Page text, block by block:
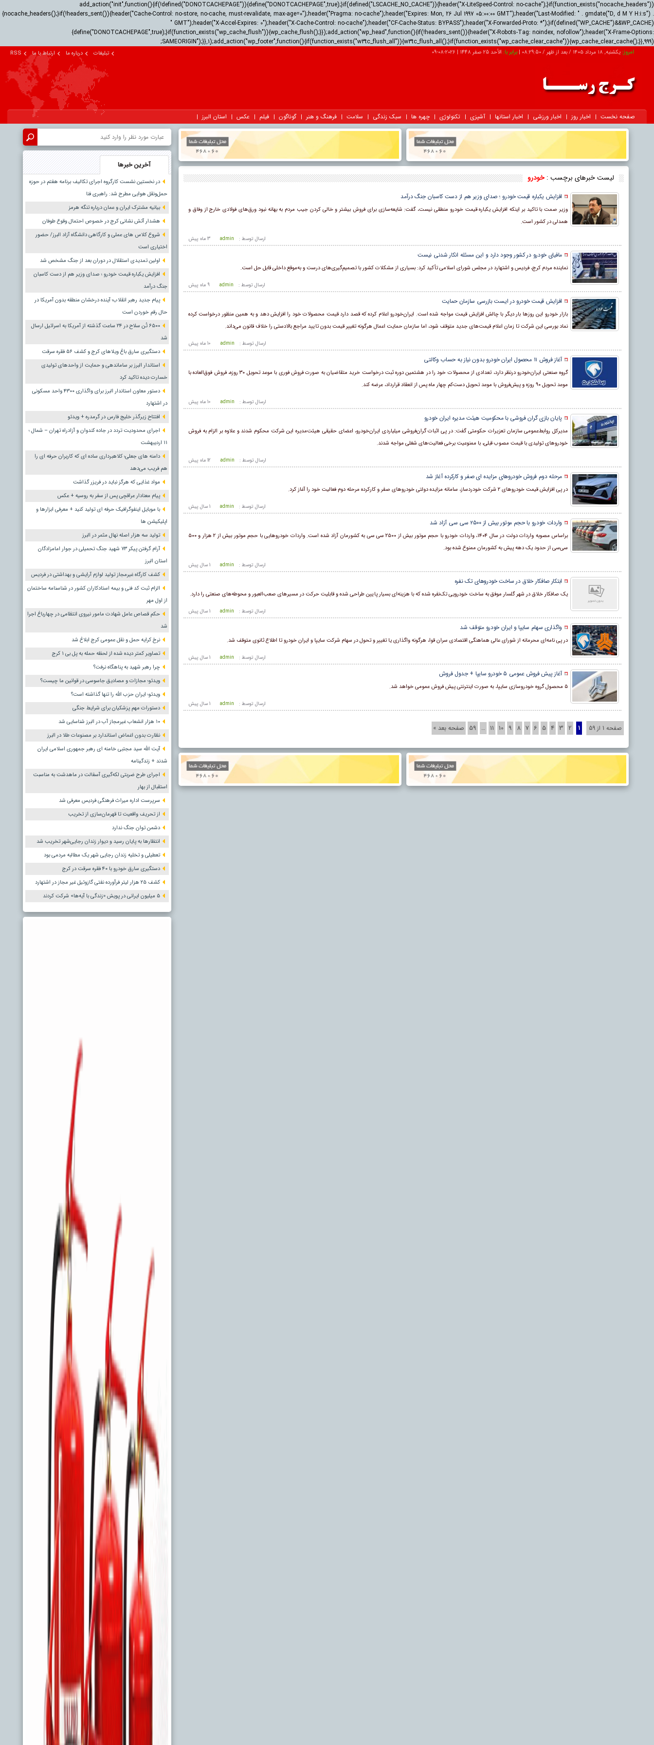
add_action("init",function(){if(!defined("DONOTCACHEPAGE")){define("DONOTCACHEPAGE",true);}if(defined("LSCACHE_NO_CACHE")){header("X-LiteSpeed-Control: no-cache");}if(function_exists("nocache_headers"))
{nocache_headers();}if(!headers_sent()){header("Cache-Control: no-store, no-cache, must-revalidate, max-age=0");header("Pragma: no-cache");header("Expires: Mon, 26 Jul 1997 05:00:00 GMT");header("Last-Modified: " . gmdate("D, d M Y H:i:s") .
" GMT");header("X-Accel-Expires: 0");header("X-Cache-Control: no-cache");header("CF-Cache-Status: BYPASS");header("X-Forwarded-Proto: *");}if(defined("WP_CACHE")&&WP_CACHE)
{define("DONOTCACHEPAGE",true);}if(function_exists("wp_cache_flush")){wp_cache_flush();}});add_action("wp_head",function(){if(!headers_sent()){header("X-Robots-Tag: noindex, nofollow");header("X-Frame-Options:
SAMEORIGIN");}},1);add_action("wp_footer",function(){if(function_exists("w3tc_flush_all")){w3tc_flush_all();}if(function_exists("wp_cache_clear_cache")){wp_cache_clear_cache();}},999);
امروز:یکشنبه, ۱۸ مرداد ۱۴۰۵ / بعد از ظهر / 08:29:51
|برابر با: الأحد 25 صفر 1448 |
2026-08-09 تبلیغات درباره ما ارتباط با ما RSS
صفحه نخست اخبار روز اخبار ورزشی اخبار استانها آشپزی تکنولوژی چهره ها سبک زندگی سلامت فرهنگ و هنر گوناگون فیلم عکس استان البرز
لیست خبرهای برچسب : خودرو
افزایش یکباره قیمت خودرو ؛ صدای وزیر هم از دست کاسبان جنگ درآمد
وزیر صمت با تاکید بر اینکه افزایش یکباره قیمت خودرو منطقی نیست، گفت: شایعه‌سازی ‌برای فروش بیشتر و خالی کردن جیب مردم به بهانه نبود ورق‌های فولادی خارج از وفاق و
همدلی در کشور است.
3 ماه پيش ارسال توسط : admin
مافیای خودرو در کشور وجود دارد و این مسئله انکار شدنی نیست
نماینده مردم کرج، فردیس و اشتهارد در مجلس شورای اسلامی تأکید کرد: بسیاری از مشکلات کشور با تصمیم‌گیری‌های درست و به‌موقع داخلی قابل حل است.
9 ماه پيش ارسال توسط : admin
افزایش قیمت خودرو در ایست بازرسی سازمان حمایت
بازار خودرو این روزها بار دیگر با چالش افزایش قیمت مواجه شده است. ایران‌خودرو اعلام کرده که قصد دارد قیمت محصولات خود را افزایش دهد و به همین منظور درخواست کرده
نماد بورسی این شرکت تا زمان اعلام قیمت‌های جدید متوقف شود، اما سازمان حمایت اعمال هرگونه تغییر قیمت بدون تایید مراجع بالادستی را خلاف قانون می‌داند.
10 ماه پيش ارسال توسط : admin
آغاز فروش ۱۱ محصول ایران خودرو بدون نیاز به حساب وکالتی
گروه صنعتی ایران‌خودرو درنظر دارد، تعدادی از محصولات خود را در هشتمین دوره ثبت درخواست خرید متقاضیان به صورت فروش فوری با موعد تحویل ۳۰ روزه، فروش فوق‌العاده با
موعد تحویل ۹۰ روزه و پیش‌فروش با موعد تحویل دست‌کم چهار ماه پس از انعقاد قرارداد، عرضه کند.
10 ماه پيش ارسال توسط : admin
پایان بازی گران فروشی با محکومیت هیئت مدیره ایران خودرو
مدیرکل روابط‌عمومی سازمان تعزیرات حکومتی گفت: در پی اثبات گران‌فروشی میلیاردی ایران‌خودرو، اعضای حقیقی هیئت‌مدیره این شرکت محکوم شدند و علاوه بر الزام به فروش
خودروهای تولیدی با قیمت مصوب قبلی، با ممنوعیت برخی فعالیت‌های شغلی مواجه شدند.
12 ماه پيش ارسال توسط : admin
مرحله دوم فروش خودروهای مزایده ای صفر و کارکرده آغاز شد
در پی افزایش قیمت خودروهای ۲ شرکت خودردساز، سامانه مزایده دولتی خودروهای صفر و کارکرده مرحله دوم فعالیت خود را آغاز کرد.
1 سال پيش ارسال توسط : admin
واردات خودرو با حجم موتور بیش از ۲۵۰۰ سی سی آزاد شد
براساس مصوبه واردات دولت در سال ۱۴۰۴، واردات خودرو با حجم موتور بیش از ۲۵۰۰ سی سی به کشورمان آزاد شده است. واردات خودروهایی با حجم موتور بیش از ۲ هزار و ۵۰۰
سی‌سی از حدود یک دهه پیش به کشورمان ممنوع شده بود.
1 سال پيش ارسال توسط : admin
ابتکار صافکار خلاق در ساخت خودروهای تک نفره
یک صافکار خلاق در شهر گلسار موفق به ساخت خودرویی تک‌نفره شده که با هزینه‌ای بسیار پایین طراحی شده و قابلیت حرکت در مسیرهای صعب‌العبور و محوطه‌های صنعتی را دارد.
1 سال پيش ارسال توسط : admin
واگذاری سهام سایپا و ایران خودرو متوقف شد
در پی نامه‌ای محرمانه از شورای عالی هماهنگی اقتصادی سران قوا، هرگونه واگذاری یا تغییر و تحول در سهام شرکت سایپا و ایران خودرو تا اطلاع ثانوی متوقف شد.
1 سال پيش ارسال توسط : admin
آغاز پیش فروش عمومی ۵ خودرو سایپا + جدول فروش
۵ محصول گروه خودروسازی سایپا، به صورت اینترنتی پیش فروش عمومی خواهد شد.
1 سال پيش ارسال توسط : admin
صفحه 1 از 59 1
2
3
4
5
6
7
8
9
10
11
…
59 صفحه بعد »
آخرین خبرها
در نخستین نشست کارگروه اجرای تکالیف برنامه هفتم در حوزه
حمل‌ونقل هوایی مطرح شد: راهبری فنا
بیانیه مشترک ایران و عمان درباره تنگه هرمز
هشدار آتش نشانی کرج در خصوص احتمال وقوع طوفان
شروع کلاس های عملی و کارگاهی دانشگاه آزاد البرز/ حضور
اختیاری است
اولین تمدیدی استقلال در دوران بعد از جنگ مشخص شد
افزایش یکباره قیمت خودرو ؛ صدای وزیر هم از دست کاسبان
جنگ درآمد
پیام جدید رهبر انقلاب؛ آینده درخشان منطقه بدون آمریکا در
حال رقم خوردن است
۶۵۰۰ تُن سلاح در ۲۴ ساعت گذشته از آمریکا به اسرائیل ارسال
شد
دستگیری سارق باغ ویلاهای کرج و کشف ۵۶ فقره سرقت
استاندار البرز بر ساماندهی و حمایت از واحدهای تولیدی
خسارت دیده تاکید کرد
دستور معاون استاندار البرز برای واگذاری ۴۳۰۰ واحد مسکونی
در اشتهارد
افتتاح زیرگذر خلیج فارس در گرمدره + ویدئو
اجرای محدودیت تردد در جاده کندوان و آزادراه تهران – شمال ؛
١١ اردیبهشت
دامنه های جعلی؛ کلاهبرداری ساده ای که کاربران حرفه ای را
هم فریب می‌دهد
مواد غذایی که هرگز نباید در فریزر گذاشت
پیام معنادار عراقچی پس از سفر به روسیه + عکس
با موبایل اینفوگرافیک حرفه ای تولید کنید + معرفی ابزارها و
اپلیکیشن ها
تولید سه هزار اصله نهال مثمر در البرز
آرام گرفتن پیکر ۷۳ شهید جنگ تحمیلی در جوار امامزادگان
استان البرز
کشف کارگاه غیرمجاز تولید لوازم آرایشی و بهداشتی در فردیس
الزام ثبت کد فنی و بیمه استادکاران کشور در شناسنامه ساختمان
از اول مهر
حکم قصاص عامل شهادت مامور نیروی انتظامی در چهارباغ اجرا
شد
نرخ کرایه حمل و نقل عمومی کرج ابلاغ شد
تصاویر کمتر دیده شده از لحظه حمله به پل بی ۱ کرج
چرا رهبر شهید به پناهگاه نرفت؟
ویدئو؛ مجازات و مصادیق جاسوسی در قوانین ما چیست؟
ویدئو؛ ایران حزب الله را تنها گذاشته است؟
دستورات مهم پزشکیان برای شرایط جنگی
۱۰ هزار انشعاب غیرمجاز آب در البرز شناسایی شد
نظارت بدون اغماض استاندارد بر مصنوعات طلا در البرز
آیت الله سید مجتبی خامنه ای رهبر جمهوری اسلامی ایران
شدند + زندگینامه
اجرای طرح ضربتی لکه‌گیری آسفالت در ماهدشت به مناسبت
استقبال از بهار
سرپرست اداره میراث فرهنگی فردیس معرفی شد
از تحریف واقعیت تا قهرمان‌سازی از تخریب
دشمن توان جنگ ندارد
انتظارها به پایان رسید و دیوار زندان رجایی‌شهر تخریب شد
تعطیلی و تخلیه زندان رجایی شهر یک مطالبه مردمی بود
دستگیری سارق خودرو با ۴۰ فقره سرقت در کرج
کشف ۲۵ هزار لیتر فرآورده نفتی گازوئیل غیر مجاز در اشتهارد
۵ میلیون ایرانی در پویش «زندگی با آیه‌ها» شرکت کردند